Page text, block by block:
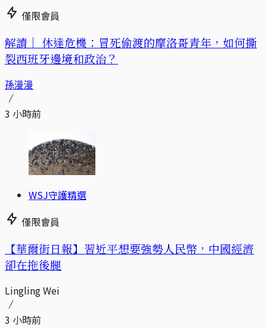
僅限會員
解讀｜ 休達危機：冒死偷渡的摩洛哥青年，如何撕
裂西班牙邊境和政治？
孫漫漫
3 小時前
WSJ守護精選
僅限會員
【華爾街日報】習近平想要強勢人民幣，中國經濟
卻在拖後腿
Lingling Wei
3 小時前